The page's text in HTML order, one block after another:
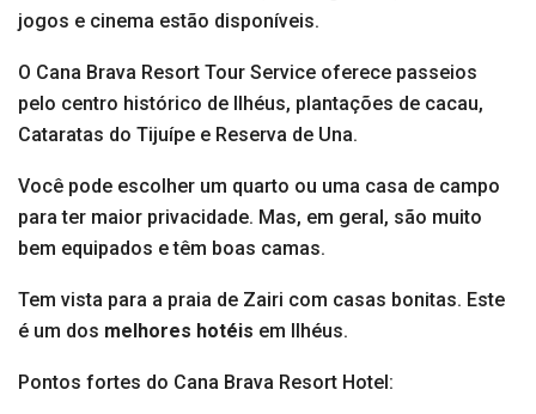
jogos e cinema estão disponíveis.
O Cana Brava Resort Tour Service oferece passeios
pelo centro histórico de Ilhéus, plantações de cacau,
Cataratas do Tijuípe e Reserva de Una.
Você pode escolher um quarto ou uma casa de campo
para ter maior privacidade. Mas, em geral, são muito
bem equipados e têm boas camas.
Tem vista para a praia de Zairi com casas bonitas. Este
é um dos melhores hotéis em Ilhéus.
Pontos fortes do Cana Brava Resort Hotel: